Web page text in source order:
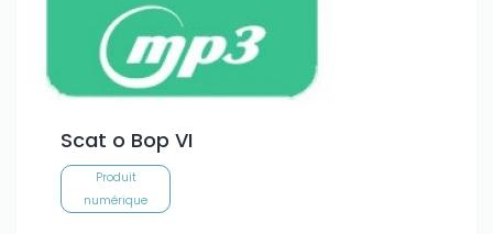
Scat o Bop VI
Produit
numérique